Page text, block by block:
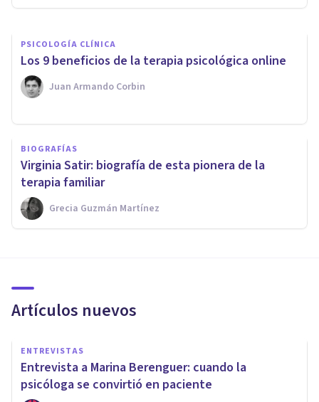
PSICOLOGÍA CLÍNICA
​Los 9 beneficios de la terapia psicológica online
Juan Armando Corbin
BIOGRAFÍAS
Virginia Satir: biografía de esta pionera de la
terapia familiar
Grecia Guzmán Martínez
Artículos nuevos
ENTREVISTAS
Entrevista a Marina Berenguer: cuando la
psicóloga se convirtió en paciente